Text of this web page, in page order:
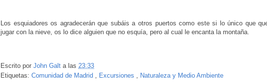
Los esquiadores os agradecerán que subáis a otros puertos como este si lo único que
jugar con la nieve, os lo dice alguien que no esquía, pero al cual le encanta la montaña.
Escrito por John Galt a las 23:33
Etiquetas: Comunidad de Madrid , Excursiones , Naturaleza y Medio Ambiente